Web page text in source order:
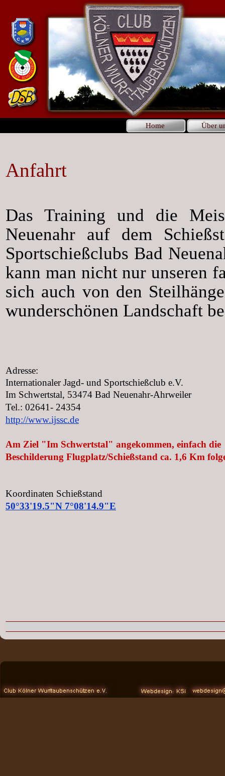
Home Über
Anfahrt
Das Training und die
Neuenahr auf dem
Sportschießclubs Bad
kann man nicht nur unseren
sich auch von den
wunderschönen Landschaft
Adresse:
Internationaler Jagd- und Sportschießclub e.V.
Im Schwertstal, 53474 Bad Neuenahr-Ahrweiler
Tel.: 02641- 24354
http://www.ijssc.de
Am Ziel "Im Schwertstal" angekommen, einfach die
Beschilderung Flugplatz/Schießstand ca. 1,6 Km
Koordinaten Schießstand
50°33'19.5"N 7°08'14.9"E